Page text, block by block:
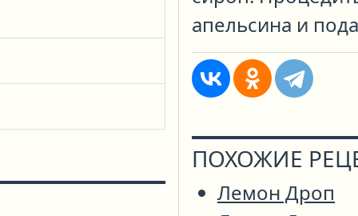
апельсина и
ПОХОЖИЕ
Лемон Дроп